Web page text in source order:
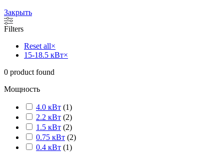
Закрыть
Filters
Reset all×
15-18.5 кВт×
0 product found
Мощность
4.0 кВт (1)
2.2 кВт (2)
1.5 кВт (2)
0.75 кВт (2)
0.4 кВт (1)